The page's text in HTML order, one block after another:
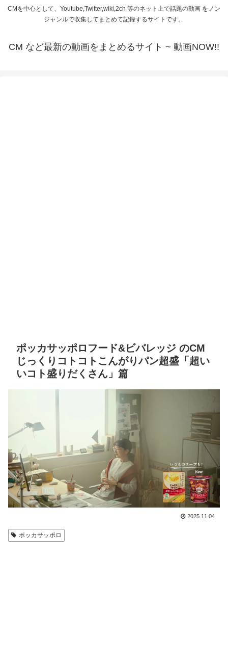
CMを中心として、Youtube,Twitter,wiki,2ch 等のネット上で話題の動画 をノン
ジャンルで収集してまとめて記録するサイトです。
CM など最新の動画をまとめるサイト ~ 動画NOW!!
ポッカサッポロフード&ビバレッジ のCM
じっくりコトコトこんがりパン超盛「超い
いコト盛りだくさん」篇
2025.11.04
ポッカサッポロ